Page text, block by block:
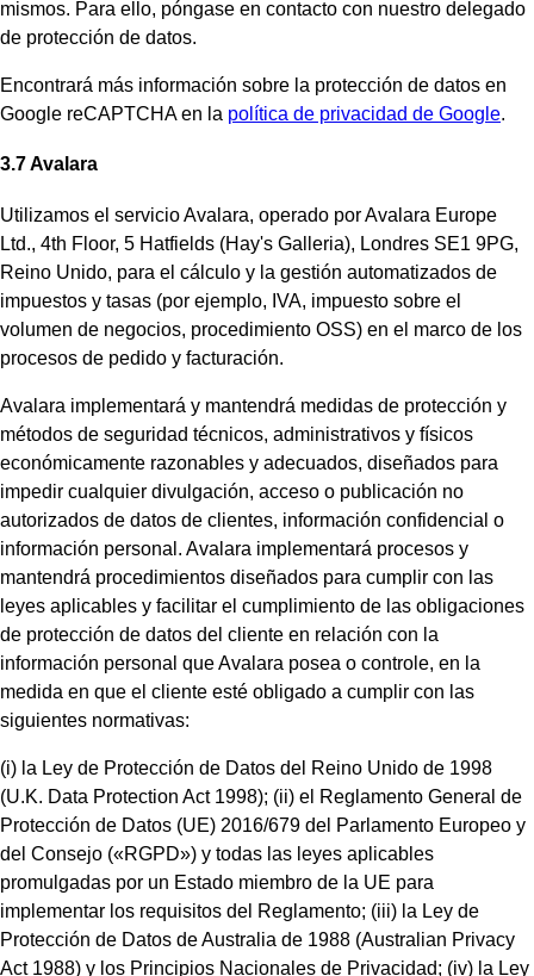
mismos. Para ello, póngase en contacto con nuestro delegado
de protección de datos.
Encontrará más información sobre la protección de datos en
Google reCAPTCHA en la política de privacidad de Google.
3.7 Avalara
Utilizamos el servicio Avalara, operado por Avalara Europe
Ltd., 4th Floor, 5 Hatfields (Hay's Galleria), Londres SE1 9PG,
Reino Unido, para el cálculo y la gestión automatizados de
impuestos y tasas (por ejemplo, IVA, impuesto sobre el
volumen de negocios, procedimiento OSS) en el marco de los
procesos de pedido y facturación.
Avalara implementará y mantendrá medidas de protección y
métodos de seguridad técnicos, administrativos y físicos
económicamente razonables y adecuados, diseñados para
impedir cualquier divulgación, acceso o publicación no
autorizados de datos de clientes, información confidencial o
información personal. Avalara implementará procesos y
mantendrá procedimientos diseñados para cumplir con las
leyes aplicables y facilitar el cumplimiento de las obligaciones
de protección de datos del cliente en relación con la
información personal que Avalara posea o controle, en la
medida en que el cliente esté obligado a cumplir con las
siguientes normativas:
(i) la Ley de Protección de Datos del Reino Unido de 1998
(U.K. Data Protection Act 1998); (ii) el Reglamento General de
Protección de Datos (UE) 2016/679 del Parlamento Europeo y
del Consejo («RGPD») y todas las leyes aplicables
promulgadas por un Estado miembro de la UE para
implementar los requisitos del Reglamento; (iii) la Ley de
Protección de Datos de Australia de 1988 (Australian Privacy
Act 1988) y los Principios Nacionales de Privacidad; (iv) la Ley